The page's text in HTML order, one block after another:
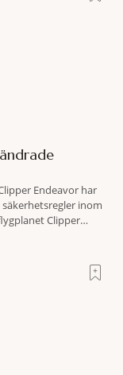
Endeavor har
inom
Clipper